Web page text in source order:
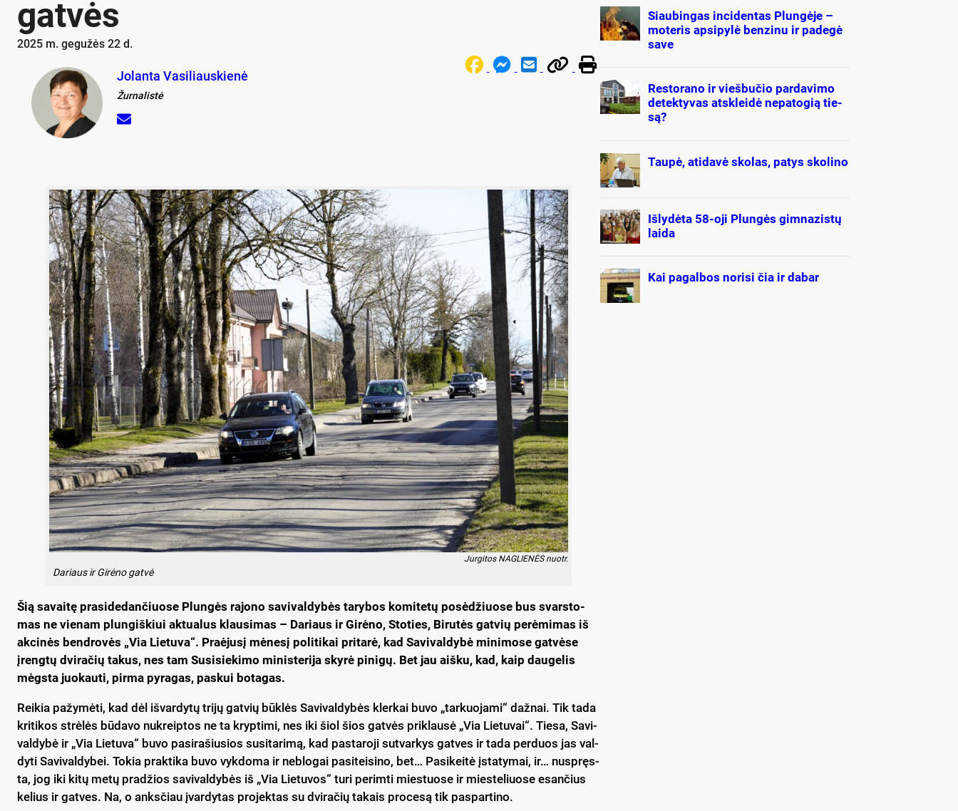
gat­vės
2025 m. gegužės 22 d.
Jolanta Vasiliauskienė
Žurnalistė
Jurgitos NAGLIENĖS nuotr.
Dariaus ir Girėno gatvė
Šią sa­vai­tę pra­si­de­dan­čiuo­se Plun­gės ra­jo­no sa­vi­val­dy­bės ta­ry­bos ko­mi­te­tų po­sė­džiuo­se bus svars­to­
mas ne vie­nam plun­giš­kiui ak­tua­lus klau­si­mas – Da­riaus ir Gi­rė­no, Sto­ties, Bi­ru­tės gat­vių pe­rė­mi­mas iš
ak­ci­nės bend­ro­vės „Via Lie­tu­va“. Praė­ju­sį mė­ne­sį po­li­ti­kai pri­ta­rė, kad Sa­vi­val­dy­bė mi­ni­mo­se gat­vė­se
įreng­tų dvi­ra­čių ta­kus, nes tam Su­si­sie­ki­mo mi­nis­te­ri­ja sky­rė pi­ni­gų. Bet jau aiš­ku, kad, kaip dau­ge­lis
mėgs­ta juo­kau­ti, pir­ma py­ra­gas, pa­skui bo­ta­gas.
Rei­kia pa­žy­mė­ti, kad dėl iš­var­dy­tų tri­jų gat­vių būk­lės Sa­vi­val­dy­bės kler­kai bu­vo „tar­kuo­ja­mi“ daž­nai. Tik ta­da
kri­ti­kos strė­lės bū­da­vo nu­kreip­tos ne ta kryp­ti­mi, nes iki šiol šios gat­vės pri­klau­sė „Via Lie­tu­vai“. Tie­sa, Sa­vi­
val­dy­bė ir „Via Lie­tu­va“ bu­vo pa­si­ra­šiu­sios su­si­ta­ri­mą, kad pa­sta­ro­ji su­tvar­kys gat­ves ir ta­da per­duos jas val­
dy­ti Sa­vi­val­dy­bei. To­kia pra­kti­ka bu­vo vyk­do­ma ir ne­blo­gai pa­si­tei­si­no, bet… Pa­si­kei­tė įsta­ty­mai, ir… nu­spręs­
ta, jog iki ki­tų me­tų pra­džios sa­vi­val­dy­bės iš „Via Lie­tu­vos“ tu­ri pe­rim­ti mies­tuo­se ir mies­te­liuo­se esan­čius
ke­lius ir gat­ves. Na, o anks­čiau įvar­dy­tas pro­jek­tas su dvi­ra­čių ta­kais pro­ce­są tik pa­spar­ti­no.